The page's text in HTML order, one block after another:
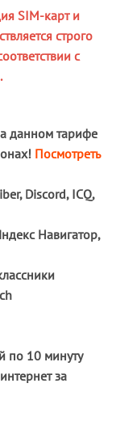
SIM-карт и
строго
с
данном тарифе
Посмотреть
Discord, ICQ,
Навигатор,
по 10 минуту
за